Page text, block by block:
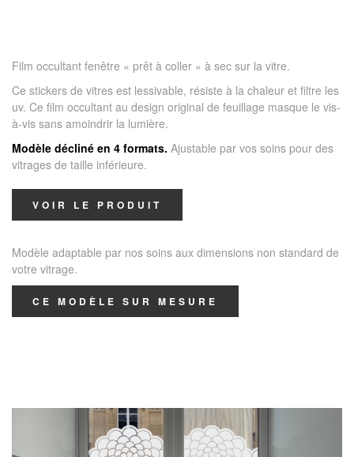
Film occultant fenêtre « prêt à coller » à sec sur la vitre.
Ce stickers de vitres est lessivable, résiste à la chaleur et filtre les
uv. Ce film occultant au design original de feuillage masque le vis-
à-vis sans amoindrir la lumière.
Modèle décliné en 4 formats. Ajustable par vos soins pour des
vitrages de taille inférieure.
VOIR LE PRODUIT
Modèle adaptable par nos soins aux dimensions non standard de
votre vitrage.
CE MODÈLE SUR MESURE